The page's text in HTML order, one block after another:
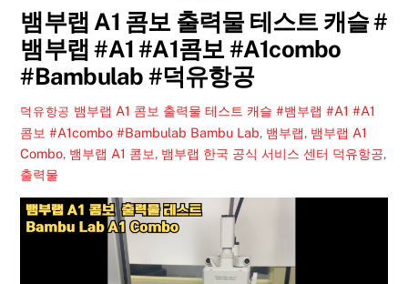
뱀부랩 A1 콤보 출력물 테스트 캐슬 #
뱀부랩 #A1 #A1콤보 #A1combo
#Bambulab #덕유항공
덕유항공 뱀부랩 A1 콤보 출력물 테스트 캐슬 #뱀부랩 #A1 #A1
콤보 #A1combo #Bambulab Bambu Lab, 뱀부랩, 뱀부랩 A1
Combo, 뱀부랩 A1 콤보, 뱀부랩 한국 공식 서비스 센터 덕유항공,
출력물